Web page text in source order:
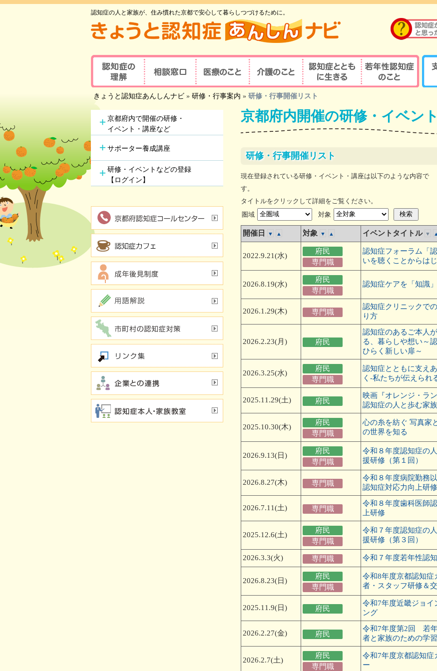
認知症の人と家族が、住み慣れた京都で安心して暮らしつづけるために。
認知症の理解
認知症とは
主な原因疾患
セルフチェックシート
情報ツール一覧
相談窓口
京都府認知症
認知症地域相談窓口
事業所
認知症高齢者等
（おれんじブリッジ）
医療のこと
医療の重要性
認知症の診察・診療が
可能な医療機関を探す
認知症対応力向上研修
認知症疾患医療センター
認知症サポート医
学会が認定する専門医等
アルツハイマー型認知症
の新しい治療薬
介護のこと
介護の重要性
介護サービス
認知症リンクワーカー
認知症とともに生
若年性認知症ならではの
若年性認知症支援の
ガイドブック
オレンジガイドブック
若年性認知症
個別ピアサポート事業
記憶とつなぐ
と
きょうと認知症あんしんナビ » 研修・行事案内 » 研修・行事開催リスト
京都府内開催の研修・イベン
研修・行事開催リスト
現在登録されている研修・イベント・講座は以下のような内容で
す。
タイトルをクリックして詳細をご覧ください。
圏域
対象
開催日 ▼ ▲ 対象 ▼ ▲ イベントタイトル ▼ ▲
2022.9.21(水)
府民
専門職
認知症フォーラム「
いを聴くことからはじ
2026.8.19(水)
府民
専門職
認知症ケアを「知識
2026.1.29(木) 専門職
認知症クリニックで
り方
2026.2.23(月) 府民
認知症のあるご本人
る、暮らしや想い～
ひらく新しい扉～
2026.3.25(水)
府民
専門職
認知症とともに支え
く-私たちが伝えられ
2025.11.29(土) 府民
映画『オレンジ・ラ
認知症の人と歩む家
2025.10.30(木)
府民
専門職
心の糸を紡ぐ 写真家
の世界を知る
2026.9.13(日)
府民
専門職
令和８年度認知症の
援研修（第１回）
2026.8.27(木) 専門職
令和８年度病院勤務
認知症対応力向上研修
2026.7.11(土) 専門職
令和８年度歯科医師
上研修
2025.12.6(土)
府民
専門職
令和７年度認知症の
援研修（第３回）
2026.3.3(火) 専門職 令和７年度若年性認
2026.8.23(日)
府民
専門職
令和8年度京都認知症
者・スタッフ研修＆
2025.11.9(日) 府民
令和7年度近畿ジョイ
ング
2026.2.27(金) 府民
令和7年度第2回 若
者と家族のための学
2026.2.7(土)
府民
専門職
令和7年度京都認知症
ー
京都府内で開催の研修・
イベント・講座など
サポーター養成講座
研修・イベントなどの登録
【ログイン】